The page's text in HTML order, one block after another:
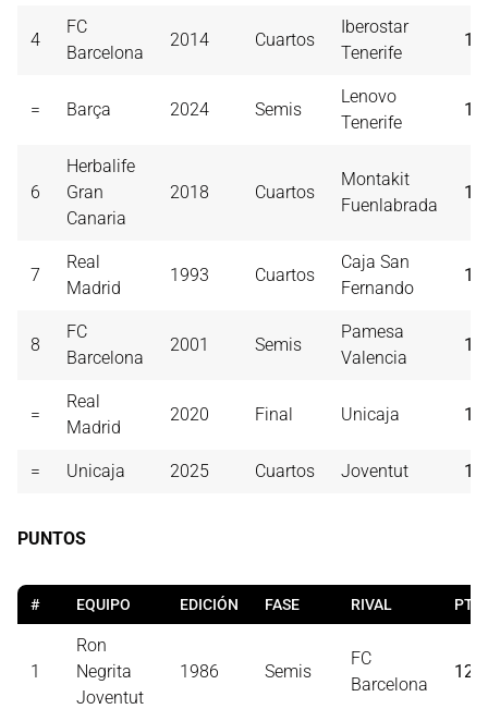
4
FC
Barcelona
2014 Cuartos
Iberostar
Tenerife
= Barça 2024 Semis
Lenovo
Tenerife
6
Herbalife
Gran
Canaria
2018 Cuartos
Montakit
Fuenlabrada
7
Real
Madrid
1993 Cuartos
Caja San
Fernando
8
FC
Barcelona
2001 Semis
Pamesa
Valencia
=
Real
Madrid
2020 Final Unicaja
= Unicaja 2025 Cuartos Joventut
PUNTOS
# EQUIPO EDICIÓN FASE RIVAL PT
1
Ron
Negrita
Joventut
1986 Semis
FC
Barcelona
120